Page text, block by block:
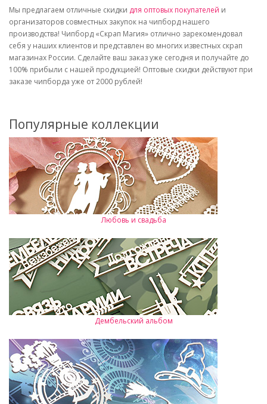
Мы предлагаем отличные скидки для оптовых покупателей и
организаторов совместных закупок на чипборд нашего
производства! Чипборд «Скрап Магия» отлично зарекомендовал
себя у наших клиентов и представлен во многих известных скрап
магазинах России. Сделайте ваш заказ уже сегодня и получайте до
100% прибыли с нашей продукцией! Оптовые скидки действуют при
заказе чипборда уже от 2000 рублей!
Популярные коллекции
Любовь и свадьба
Дембельский альбом